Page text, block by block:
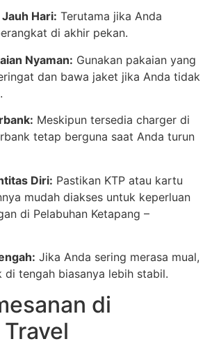
Hari: Terutama jika Anda
di akhir pekan.
Nyaman: Gunakan pakaian yang
dan bawa jaket jika Anda tidak
Meskipun tersedia charger di
tetap berguna saat Anda turun
Diri: Pastikan KTP atau kartu
mudah diakses untuk keperluan
di Pelabuhan Ketapang –
Jika Anda sering merasa mual,
di tengah biasanya lebih stabil.
di